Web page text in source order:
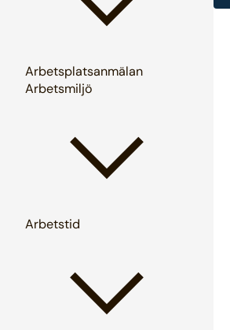
Arbetsplatsanmälan
Arbetsmiljö
Arbetstid